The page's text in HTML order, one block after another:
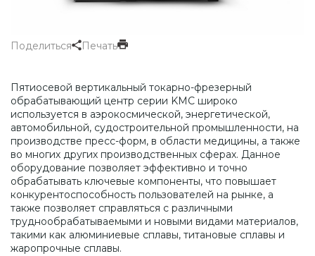
Поделиться Печать
Пятиосевой вертикальный токарно-фрезерный
обрабатывающий центр серии KMC широко
используется в аэрокосмической, энергетической,
автомобильной, судостроительной промышленности, на
производстве пресс-форм, в области медицины, а также
во многих других производственных сферах. Данное
оборудование позволяет эффективно и точно
обрабатывать ключевые компоненты, что повышает
конкурентоспособность пользователей на рынке, а
также позволяет справляться с различными
труднообрабатываемыми и новыми видами материалов,
такими как алюминиевые сплавы, титановые сплавы и
жаропрочные сплавы.